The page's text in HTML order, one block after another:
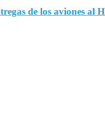
de los aviones al